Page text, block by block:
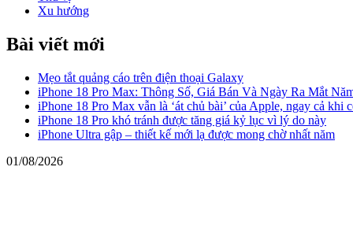
Xu hướng
Bài viết mới
Mẹo tắt quảng cáo trên điện thoại Galaxy
iPhone 18 Pro Max: Thông Số, Giá Bán Và Ngày Ra Mắt
iPhone 18 Pro Max vẫn là ‘át chủ bài’ của Apple, ngay cả khi
iPhone 18 Pro khó tránh được tăng giá kỷ lục vì lý do này
iPhone Ultra gập – thiết kế mới lạ được mong chờ nhất năm
01/08/2026